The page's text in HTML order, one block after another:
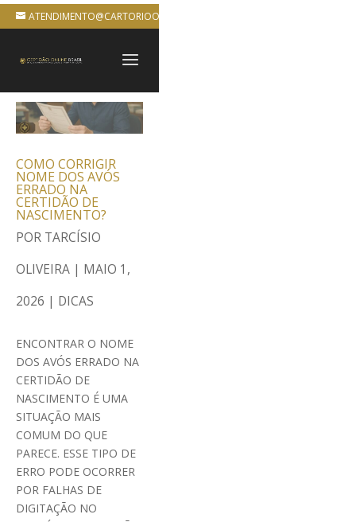
ATENDIMENTO@CARTORIOONLINEBRASIL.COM.BR
COMO CORRIGIR
NOME DOS AVÓS
ERRADO NA
CERTIDÃO DE
NASCIMENTO?
POR TARCÍSIO
OLIVEIRA | MAIO 1,
2026 | DICAS
ENCONTRAR O NOME
DOS AVÓS ERRADO NA
CERTIDÃO DE
NASCIMENTO É UMA
SITUAÇÃO MAIS
COMUM DO QUE
PARECE. ESSE TIPO DE
ERRO PODE OCORRER
POR FALHAS DE
DIGITAÇÃO NO